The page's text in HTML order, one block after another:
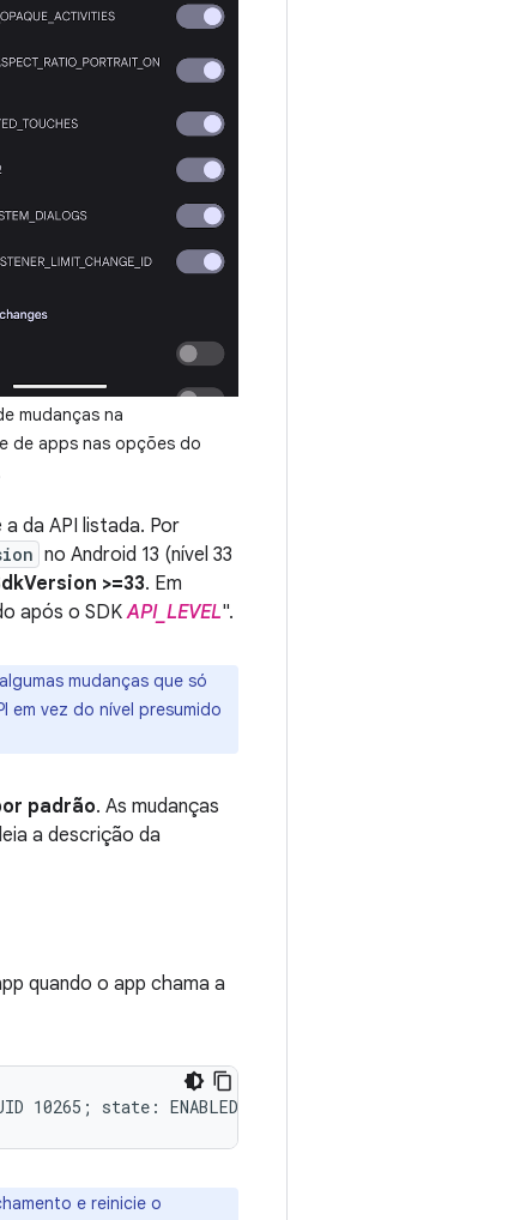
mudanças na
de apps nas opções do
da API listada. Por
no Android 13 (nível 33
>=33. Em
após o SDKAPI_LEVEL".
mudanças que só
em vez do nível presumido
padrão. As mudanças
a descrição da
quando o app chama a
e reinicie o